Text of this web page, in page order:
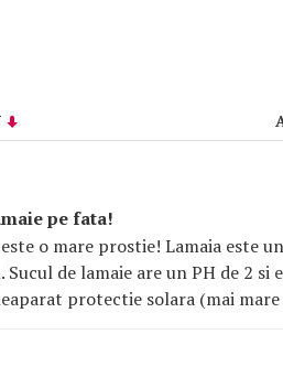
pe fata!
este o mare prostie! Lamaia este
de lamaie are un PH de 2
protectie solara (mai